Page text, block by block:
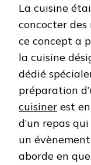
La cuisine
concocter des
ce concept a
la cuisine
dédié
préparation
cuisiner est
d’un repas
un
aborde en